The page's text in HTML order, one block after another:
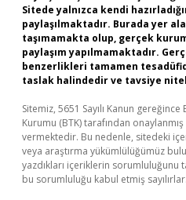
Sitede yalnızca kendi
paylaşılmaktadır. Burada yer
taşımamakta olup, gerçek
paylaşım yapılmamaktadır.
benzerlikleri tamamen
taslak halindedir ve tavsiye
Sitemiz, 5651 Sayılı Kanun
Kurumu (BTK) tarafından
vermektedir. Bu nedenle, sitedeki
veya araştırma yükümlülüğümüz
yazdıkları içeriklerin sorumluluğunu
bu sorumluluğu kabul etmiş sayılırlar.